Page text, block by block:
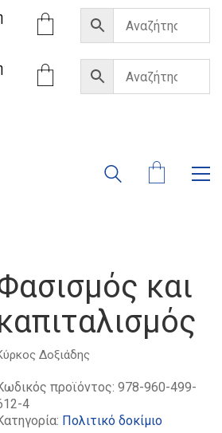
και
Δοξιάδης
προϊόντος:978-960-499-
4
Πολιτικό δοκίμιο